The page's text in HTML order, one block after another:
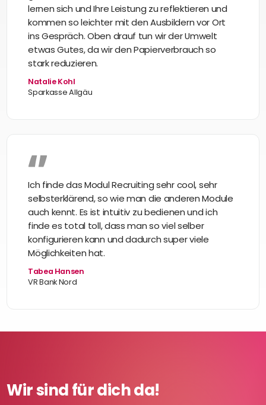
lernen sich und Ihre Leistung zu reflektieren und
kommen so leichter mit den Ausbildern vor Ort
ins Gespräch. Oben drauf tun wir der Umwelt
etwas Gutes, da wir den Papierverbrauch so
stark reduzieren.
Natalie Kohl
Sparkasse Allgäu
Ich finde das Modul Recruiting sehr cool, sehr
selbsterklärend, so wie man die anderen Module
auch kennt. Es ist intuitiv zu bedienen und ich
finde es total toll, dass man so viel selber
konfigurieren kann und dadurch super viele
Möglichkeiten hat.
Tabea Hansen
VR Bank Nord
Wir sind für dich da!